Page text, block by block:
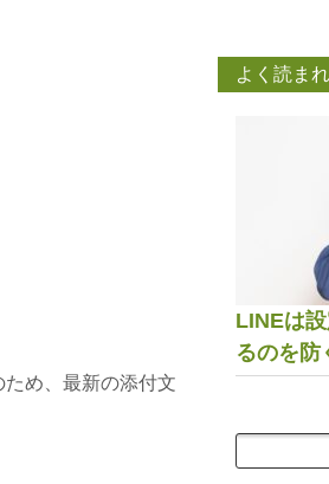
め、最新の添付文
よく読ま
LINEは
るのを防